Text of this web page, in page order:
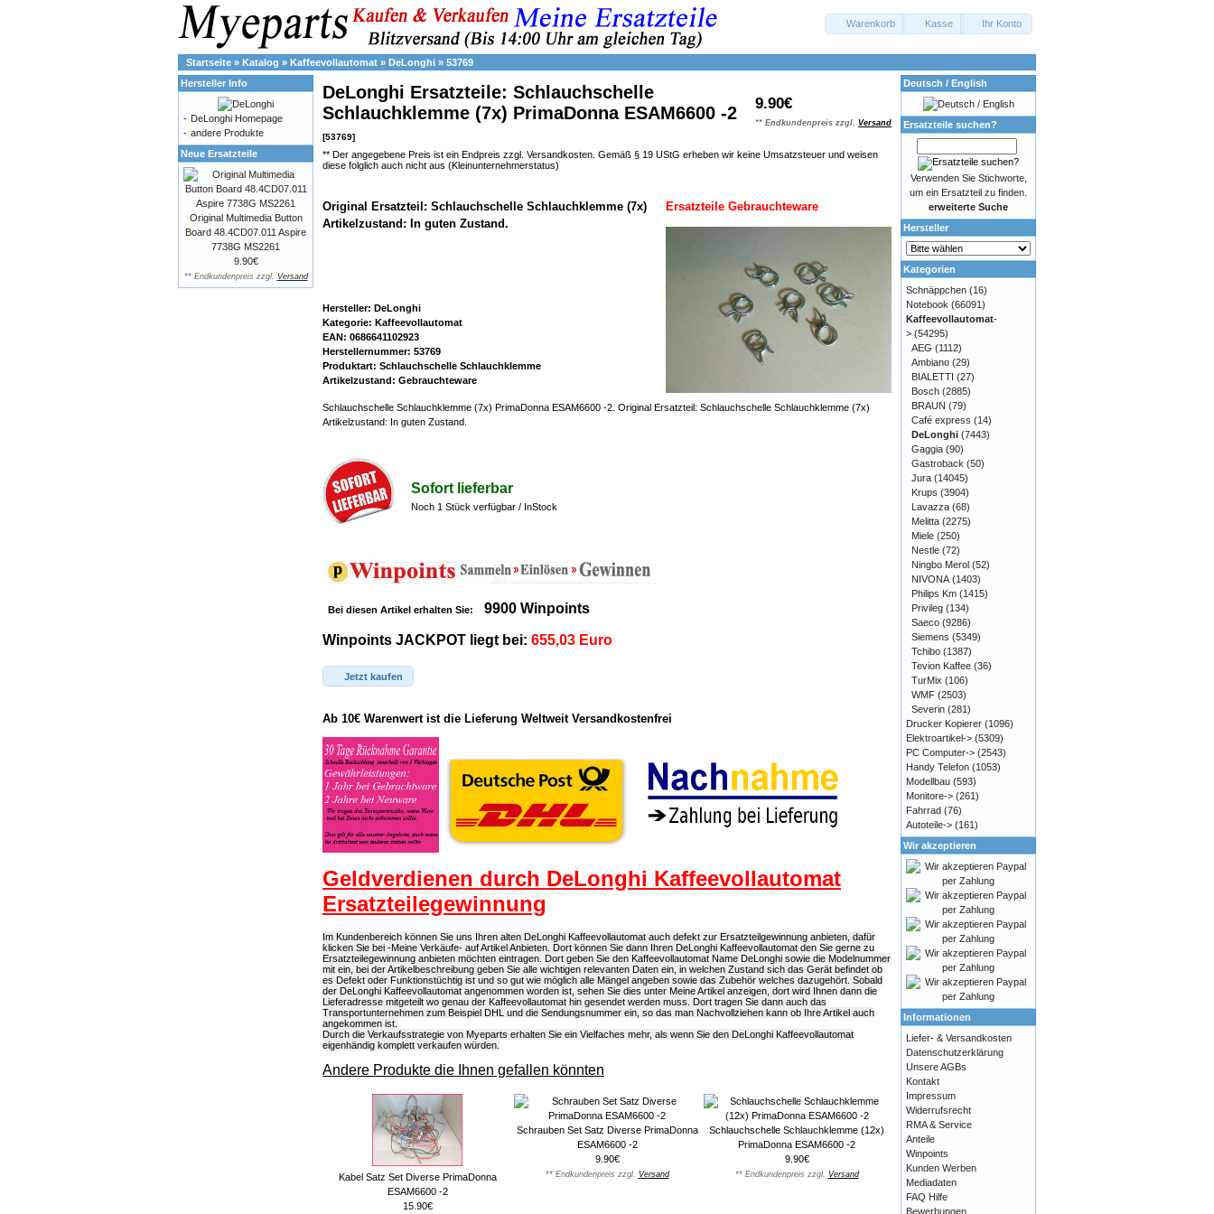
Warenkorb Kasse Ihr Konto
Startseite » Katalog » Kaffeevollautomat » DeLonghi » 53769
9.90€
** Endkundenpreis zzgl. Versand
DeLonghi Ersatzteile: Schlauchschelle
Schlauchklemme (7x) PrimaDonna ESAM6600 -2
[53769]
** Der angegebene Preis ist ein Endpreis zzgl. Versandkosten. Gemäß § 19 UStG erheben wir keine Umsatzsteuer und weisen
diese folglich auch nicht aus (Kleinunternehmerstatus)
Ersatzteile Gebrauchteware
Original Ersatzteil: Schlauchschelle Schlauchklemme (7x)
Artikelzustand: In guten Zustand.
Hersteller: DeLonghi
Kategorie: Kaffeevollautomat
EAN: 0686641102923
Herstellernummer: 53769
Produktart: Schlauchschelle Schlauchklemme
Artikelzustand: Gebrauchteware
Schlauchschelle Schlauchklemme (7x) PrimaDonna ESAM6600 -2. Original Ersatzteil: Schlauchschelle Schlauchklemme (7x)
Artikelzustand: In guten Zustand.
Sofort lieferbar
Noch 1 Stück verfügbar / InStock
Bei diesen Artikel erhalten Sie: 9900 Winpoints
Winpoints JACKPOT liegt bei: 655,03 Euro
Jetzt kaufen
Ab 10€ Warenwert ist die Lieferung Weltweit Versandkostenfrei
Geldverdienen durch DeLonghi Kaffeevollautomat
Ersatzteilegewinnung
Im Kundenbereich können Sie uns Ihren alten DeLonghi Kaffeevollautomat auch defekt zur Ersatzteilgewinnung anbieten, dafür
klicken Sie bei -Meine Verkäufe- auf Artikel Anbieten. Dort können Sie dann Ihren DeLonghi Kaffeevollautomat den Sie gerne zu
Ersatzteilegewinnung anbieten möchten eintragen. Dort geben Sie den Kaffeevollautomat Name DeLonghi sowie die Modelnummer
mit ein, bei der Artikelbeschreibung geben Sie alle wichtigen relevanten Daten ein, in welchen Zustand sich das Gerät befindet ob
es Defekt oder Funktionstüchtig ist und so gut wie möglich alle Mängel angeben sowie das Zubehör welches dazugehört. Sobald
der DeLonghi Kaffeevollautomat angenommen worden ist, sehen Sie dies unter Meine Artikel anzeigen, dort wird Ihnen dann die
Lieferadresse mitgeteilt wo genau der Kaffeevollautomat hin gesendet werden muss. Dort tragen Sie dann auch das
Transportunternehmen zum Beispiel DHL und die Sendungsnummer ein, so das man Nachvollziehen kann ob Ihre Artikel auch
angekommen ist.
Durch die Verkaufsstrategie von Myeparts erhalten Sie ein Vielfaches mehr, als wenn Sie den DeLonghi Kaffeevollautomat
eigenhändig komplett verkaufen würden.
Andere Produkte die Ihnen gefallen könnten
Kabel Satz Set Diverse PrimaDonna
ESAM6600 -2
15.90€
Schrauben Set Satz Diverse PrimaDonna
ESAM6600 -2
9.90€
** Endkundenpreis zzgl. Versand
Schlauchschelle Schlauchklemme (12x)
PrimaDonna ESAM6600 -2
9.90€
** Endkundenpreis zzgl. Versand
Hersteller Info
- DeLonghi Homepage
- andere Produkte
Neue Ersatzteile
Original Multimedia Button
Board 48.4CD07.011 Aspire
7738G MS2261
9.90€
** Endkundenpreis zzgl. Versand
Deutsch / English
Ersatzteile suchen?
Verwenden Sie Stichworte,
um ein Ersatzteil zu finden.
erweiterte Suche
Hersteller
Kategorien
Schnäppchen (16)
Notebook (66091)
Kaffeevollautomat-
> (54295)
AEG (1112)
Ambiano (29)
BIALETTI (27)
Bosch (2885)
BRAUN (79)
Café express (14)
DeLonghi (7443)
Gaggia (90)
Gastroback (50)
Jura (14045)
Krups (3904)
Lavazza (68)
Melitta (2275)
Miele (250)
Nestle (72)
Ningbo Merol (52)
NIVONA (1403)
Philips Km (1415)
Privileg (134)
Saeco (9286)
Siemens (5349)
Tchibo (1387)
Tevion Kaffee (36)
TurMix (106)
WMF (2503)
Severin (281)
Drucker Kopierer (1096)
Elektroartikel-> (5309)
PC Computer-> (2543)
Handy Telefon (1053)
Modellbau (593)
Monitore-> (261)
Fahrrad (76)
Autoteile-> (161)
Wir akzeptieren
Informationen
Liefer- & Versandkosten
Datenschutzerklärung
Unsere AGBs
Kontakt
Impressum
Widerrufsrecht
RMA & Service
Anteile
Winpoints
Kunden Werben
Mediadaten
FAQ Hilfe
Bewerbungen